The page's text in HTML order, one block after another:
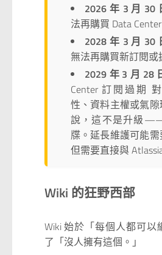
2026 年 3 月 30
法再購買 Data
2028 年 3 月 30
無法再購買新訂閱或
2029 年 3 月 28
Center 訂閱過期
性、資料主權或氣
說，這不是升級
牒。延長維護可能需
但需要直接與
Wiki 的狂野西部
Wiki 始於「每個人都可以
了「沒人擁有這個。」